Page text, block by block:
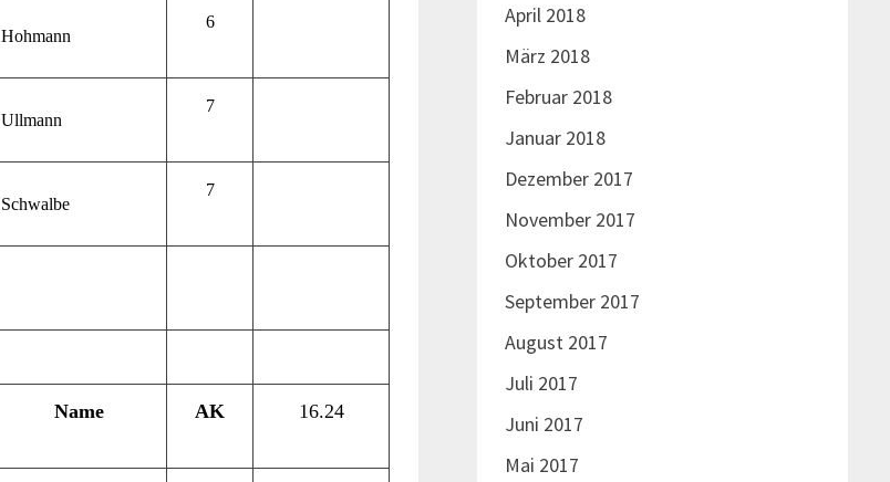
Hohmann
6
Ullmann
7
Schwalbe
7
Name AK 16.24
April 2018
März 2018
Februar 2018
Januar 2018
Dezember 2017
November 2017
Oktober 2017
September 2017
August 2017
Juli 2017
Juni 2017
Mai 2017